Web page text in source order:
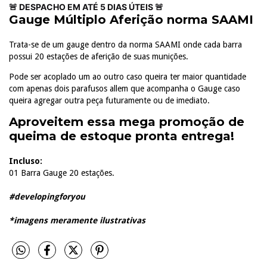
🚨 DESPACHO EM ATÉ 5 DIAS ÚTEIS 🚨
Gauge Múltiplo Aferição norma SAAMI
Trata-se de um gauge dentro da norma SAAMI onde cada barra
possui 20 estações de aferição de suas munições.
Pode ser acoplado um ao outro caso queira ter maior quantidade
com apenas dois parafusos allem que acompanha o Gauge caso
queira agregar outra peça futuramente ou de imediato.
Aproveitem essa mega promoção de
queima de estoque pronta entrega!
Incluso:
01 Barra Gauge 20 estações.
#developingforyou
*imagens meramente ilustrativas